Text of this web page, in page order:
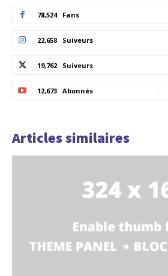
78,524 Fans
22,658 Suiveurs
19,762 Suiveurs
12,673 Abonnés
Articles similaires